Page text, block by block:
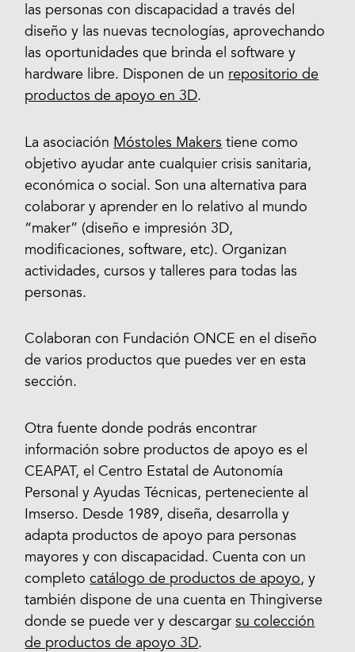
las personas con discapacidad a través del
diseño y las nuevas tecnologías, aprovechando
las oportunidades que brinda el software y
hardware libre. Disponen de un repositorio de
productos de apoyo en 3D.
La asociación Móstoles Makers tiene como
objetivo ayudar ante cualquier crisis sanitaria,
económica o social. Son una alternativa para
colaborar y aprender en lo relativo al mundo
“maker” (diseño e impresión 3D,
modificaciones, software, etc). Organizan
actividades, cursos y talleres para todas las
personas.
Colaboran con Fundación ONCE en el diseño
de varios productos que puedes ver en esta
sección.
Otra fuente donde podrás encontrar
información sobre productos de apoyo es el
CEAPAT, el Centro Estatal de Autonomía
Personal y Ayudas Técnicas, perteneciente al
Imserso. Desde 1989, diseña, desarrolla y
adapta productos de apoyo para personas
mayores y con discapacidad. Cuenta con un
completocatálogo de productos de apoyo, y
también dispone de una cuenta en Thingiverse
donde se puede ver y descargarsu colección
de productos de apoyo 3D.